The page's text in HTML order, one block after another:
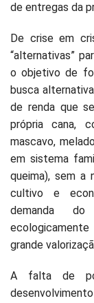
de entregas da
De crise em
“alternativas”
o objetivo de
busca
de renda que
própria cana,
mascavo,
em sistema
queima), sem a
cultivo e
demanda
grande
A falta de